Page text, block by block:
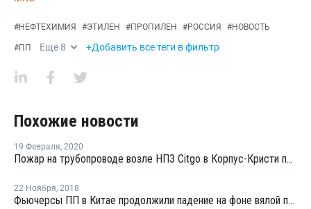
#НЕФТЕХИМИЯ #ЭТИЛЕН #ПРОПИЛЕН #РОССИЯ #НОВОСТЬ
#ПП Еще 8 +Добавить все теги в фильтр
Похожие новости
19 Февраля, 2020
Пожар на трубопроводе возле НПЗ Citgo в Корпус-Кристи потушен
22 Ноября, 2018
Фьючерсы ПП в Китае продолжили падение на фоне вялой покупательской активности